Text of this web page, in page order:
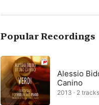
Popular Recordings
Alessio
Canino
2013 · 2